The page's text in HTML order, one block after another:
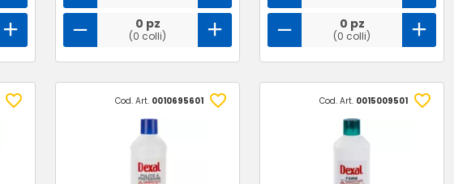
0 pz
(0 colli)
0 pz
(0 colli)
Cod. Art. 0010695601 Cod. Art. 0015009501